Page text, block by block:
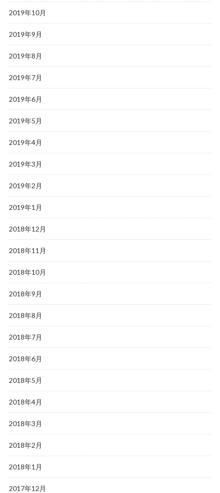
2019年10月
2019年9月
2019年8月
2019年7月
2019年6月
2019年5月
2019年4月
2019年3月
2019年2月
2019年1月
2018年12月
2018年11月
2018年10月
2018年9月
2018年8月
2018年7月
2018年6月
2018年5月
2018年4月
2018年3月
2018年2月
2018年1月
2017年12月